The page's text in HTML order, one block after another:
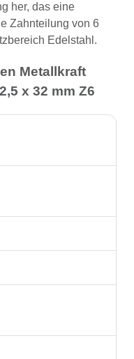
her, das eine
Zahnteilung von 6
Edelstahl.
Metallkraft
x 32 mm Z6